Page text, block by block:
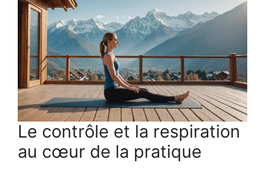
Le contrôle et la respiration
au cœur de la pratique